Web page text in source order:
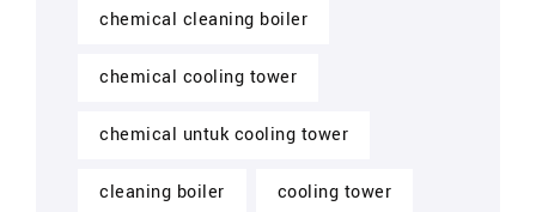
chemical cleaning boiler
chemical cooling tower
chemical untuk cooling tower
cleaning boiler cooling tower